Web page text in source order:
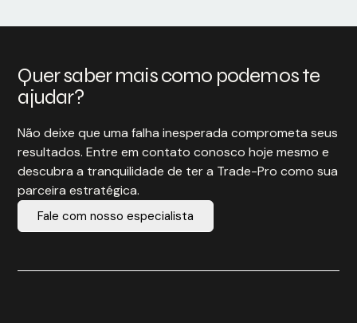
Quer saber mais como podemos te
ajudar?
Não deixe que uma falha inesperada comprometa seus
resultados. Entre em contato conosco hoje mesmo e
descubra a tranquilidade de ter a Trade-Pro como sua
parceira estratégica.
Fale com nosso especialista